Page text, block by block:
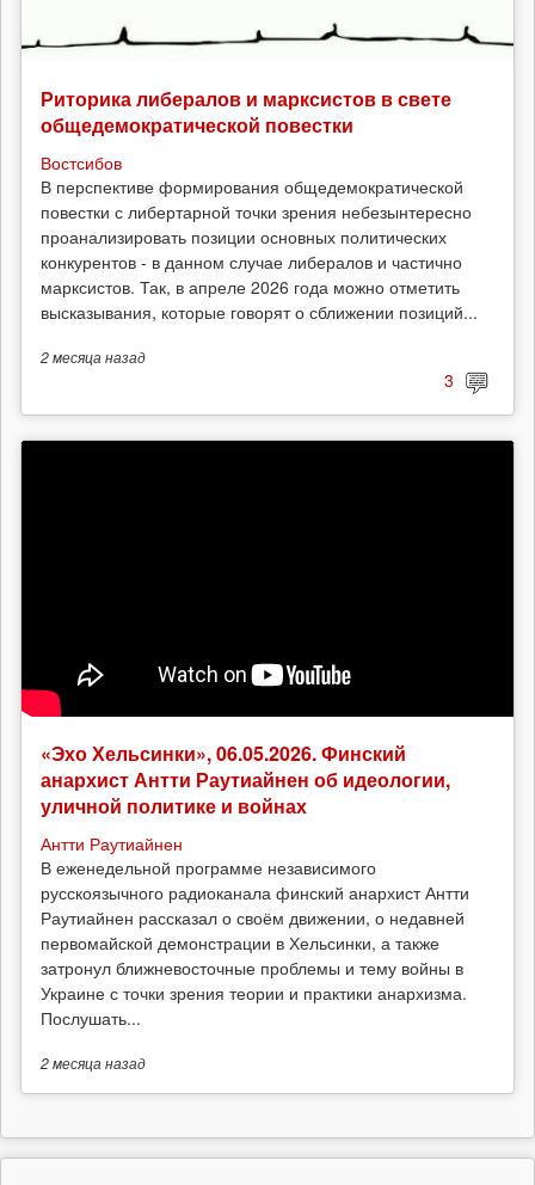
Риторика либералов и марксистов в свете
общедемократической повестки
Востсибов
В перспективе формирования общедемократической
повестки с либертарной точки зрения небезынтересно
проанализировать позиции основных политических
конкурентов - в данном случае либералов и частично
марксистов. Так, в апреле 2026 года можно отметить
высказывания, которые говорят о сближении позиций...
2 месяцаназад
3
«Эхо Хельсинки», 06.05.2026. Финский
анархист Антти Раутиайнен об идеологии,
уличной политике и войнах
Антти Раутиайнен
В еженедельной программе независимого
русскоязычного радиоканала финский анархист Антти
Раутиайнен рассказал о своём движении, о недавней
первомайской демонстрации в Хельсинки, а также
затронул ближневосточные проблемы и тему войны в
Украине с точки зрения теории и практики анархизма.
Послушать...
2 месяцаназад